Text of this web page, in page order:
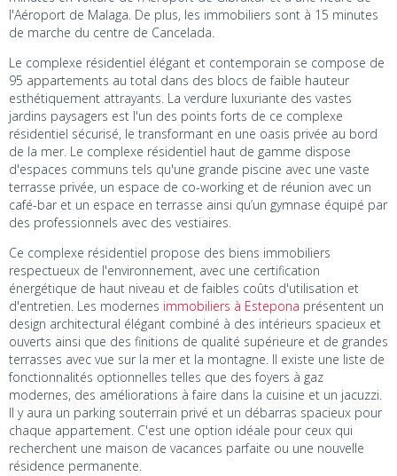
l'Aéroport de Malaga. De plus, les immobiliers sont à 15 minutes
de marche du centre de Cancelada.
Le complexe résidentiel élégant et contemporain se compose de
95 appartements au total dans des blocs de faible hauteur
esthétiquement attrayants. La verdure luxuriante des vastes
jardins paysagers est l'un des points forts de ce complexe
résidentiel sécurisé, le transformant en une oasis privée au bord
de la mer. Le complexe résidentiel haut de gamme dispose
d'espaces communs tels qu'une grande piscine avec une vaste
terrasse privée, un espace de co-working et de réunion avec un
café-bar et un espace en terrasse ainsi qu’un gymnase équipé par
des professionnels avec des vestiaires.
Ce complexe résidentiel propose des biens immobiliers
respectueux de l'environnement, avec une certification
énergétique de haut niveau et de faibles coûts d'utilisation et
d'entretien. Les modernes immobiliers à Estepona présentent un
design architectural élégant combiné à des intérieurs spacieux et
ouverts ainsi que des finitions de qualité supérieure et de grandes
terrasses avec vue sur la mer et la montagne. Il existe une liste de
fonctionnalités optionnelles telles que des foyers à gaz
modernes, des améliorations à faire dans la cuisine et un jacuzzi.
Il y aura un parking souterrain privé et un débarras spacieux pour
chaque appartement. C'est une option idéale pour ceux qui
recherchent une maison de vacances parfaite ou une nouvelle
résidence permanente.